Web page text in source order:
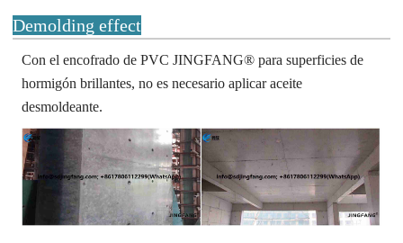
Demolding effect
Con el encofrado de PVC JINGFANG® para superficies de
hormigón brillantes, no es necesario aplicar aceite
desmoldeante.